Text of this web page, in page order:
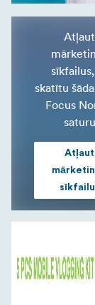
Atļaut
skatītu
Focus
saturu
Atļaut